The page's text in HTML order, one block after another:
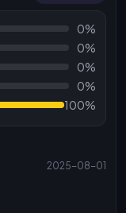
0%
0%
0%
0%
100%
2025-08-01